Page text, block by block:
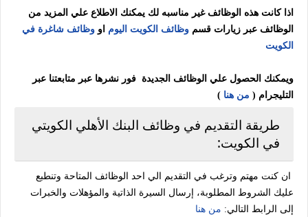
اذا كانت هذه الوظائف غير مناسبه لك يمكنك الاطلاع علي المزيد من
الوظائف عبر زيارات قسم وظائف الكويت اليوم او وظائف شاغرة في
الكويت
ويمكنك الحصول علي الوظائف الجديدة فور نشرها عبر متابعتنا عبر
التليجرام ( من هنا )
طريقة التقديم في وظائف البنك الأهلي الكويتي
في الكويت:
ان كنت مهتم وترغب في التقديم الي احد الوظائف المتاحة وتنطبع
عليك الشروط المطلوبة، إرسال السيرة الذاتية والمؤهلات والخبرات
إلى الرابط التالي: من هنا